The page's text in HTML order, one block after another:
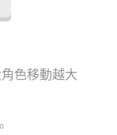
色移動越大